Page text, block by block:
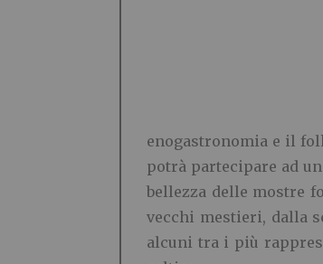
enogastronomia e il
potrà partecipare ad
bellezza delle mostre
vecchi mestieri, dalla
alcuni tra i più